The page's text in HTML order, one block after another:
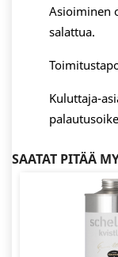
Asioiminen
salattua.
Kuluttaja-
SAATAT PITÄÄ